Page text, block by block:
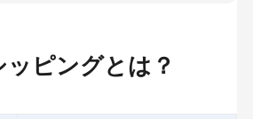
グでの販売は利幅が小さい
ッピングとは？